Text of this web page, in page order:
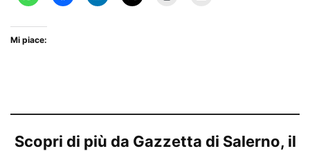
Mi piace:
Scopri di più da Gazzetta di Salerno, il